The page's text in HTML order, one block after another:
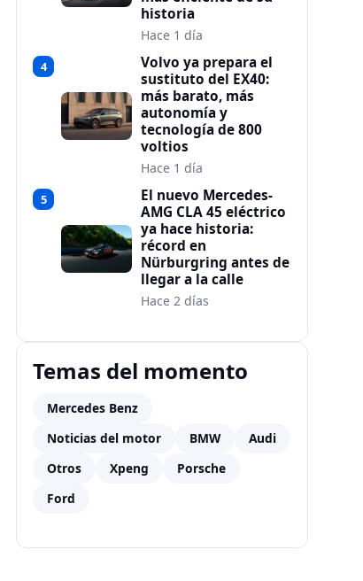
historia
Hace 1 día
4
Volvo ya prepara el
sustituto del EX40:
más barato, más
autonomía y
tecnología de 800
voltios
Hace 1 día
5
El nuevo Mercedes-
AMG CLA 45 eléctrico
ya hace historia:
récord en
Nürburgring antes de
llegar a la calle
Hace 2 días
Temas del momento
Mercedes Benz
Noticias del motor
BMW
Audi
Otros
Xpeng
Porsche
Ford